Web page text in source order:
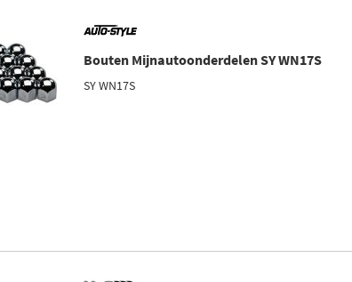
Bouten Mijnautoonderdelen SY WN17S
SY WN17S